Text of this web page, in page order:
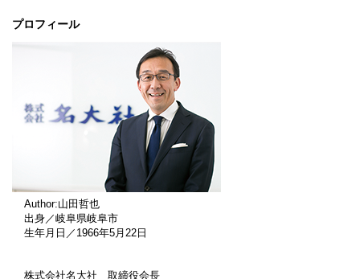
プロフィール
Author:山田哲也
出身／岐阜県岐阜市
生年月日／1966年5月22日
株式会社名大社 取締役会長